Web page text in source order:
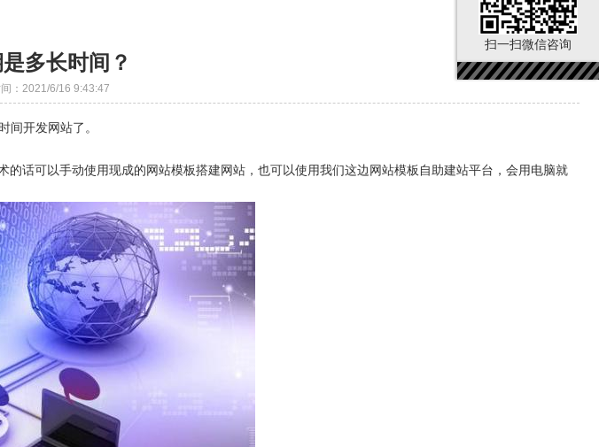
多长时间？
：2021/6/16 9:43:47
间开发网站了。
可以手动使用现成的网站模板搭建网站，也可以使用我们这边网站模板自助建站平台，会用电脑就
扫一扫微信咨询